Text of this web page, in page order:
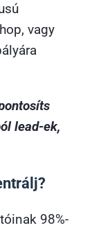
vagy
lead-ek,
98%-